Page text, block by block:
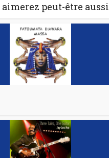
aimerez peut-être aussi